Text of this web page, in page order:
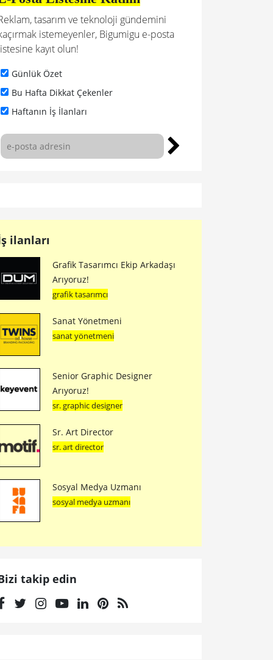
tasarım ve teknoloji gündemini
istemeyenler, Bigumigu e-posta
kayıt olun!
Günlük Özet
Bu Hafta Dikkat Çekenler
Haftanın İş İlanları
ilanları
Grafik Tasarımcı Ekip Arkadaşı
Arıyoruz!
grafik tasarımcı
Sanat Yönetmeni
sanat yönetmeni
Senior Graphic Designer
Arıyoruz!
sr. graphic designer
Sr. Art Director
sr. art director
Sosyal Medya Uzmanı
sosyal medya uzmanı
takip edin